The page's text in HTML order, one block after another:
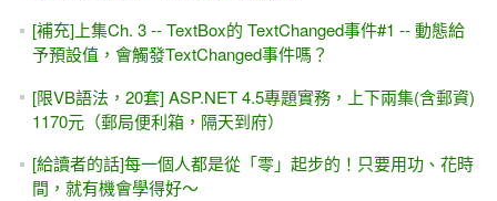
[補充]上集Ch. 3 -- TextBox的 TextChanged事件#1 -- 動態給
予預設值，會觸發TextChanged事件嗎？
[限VB語法，20套] ASP.NET 4.5專題實務，上下兩集(含郵資)
1170元（郵局便利箱，隔天到府）
[給讀者的話]每一個人都是從「零」起步的！只要用功、花時
間，就有機會學得好～